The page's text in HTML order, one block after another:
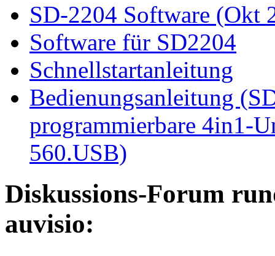
SD-2204 Software (Okt
Software für SD2204
Schnellstartanleitung
Bedienungsanleitung
programmierbare 4in1-
560.USB)
Diskussions-Forum
auvisio: